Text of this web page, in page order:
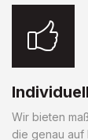
Wir bieten
die genau auf